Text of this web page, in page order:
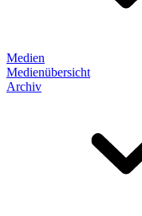
Medien
Medienübersicht
Archiv